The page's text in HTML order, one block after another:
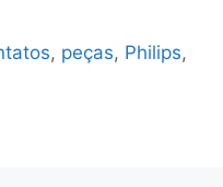
, peças, Philips,